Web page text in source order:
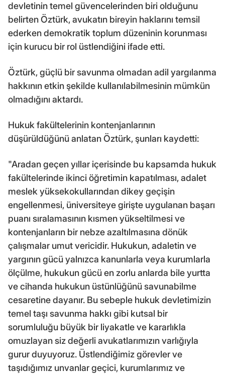
devletinin temel güvencelerinden biri olduğunu
belirten Öztürk, avukatın bireyin haklarını temsil
ederken demokratik toplum düzeninin korunması
için kurucu bir rol üstlendiğini ifade etti.
Öztürk, güçlü bir savunma olmadan adil yargılanma
hakkının etkin şekilde kullanılabilmesinin mümkün
olmadığını aktardı.
Hukuk fakültelerinin kontenjanlarının
düşürüldüğünü anlatan Öztürk, şunları kaydetti:
"Aradan geçen yıllar içerisinde bu kapsamda hukuk
fakültelerinde ikinci öğretimin kapatılması, adalet
meslek yüksekokullarından dikey geçişin
engellenmesi, üniversiteye girişte uygulanan başarı
puanı sıralamasının kısmen yükseltilmesi ve
kontenjanların bir nebze azaltılmasına dönük
çalışmalar umut vericidir. Hukukun, adaletin ve
yargının gücü yalnızca kanunlarla veya kurumlarla
ölçülme, hukukun gücü en zorlu anlarda bile yurtta
ve cihanda hukukun üstünlüğünü savunabilme
cesaretine dayanır. Bu sebeple hukuk devletimizin
temel taşı savunma hakkı gibi kutsal bir
sorumluluğu büyük bir liyakatle ve kararlıkla
omuzlayan siz değerli avukatlarımızın varlığıyla
gurur duyuyoruz. Üstlendiğimiz görevler ve
taşıdığımız unvanlar geçici, kurumlarımız ve